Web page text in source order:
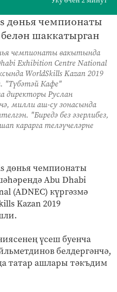
чемпионаты вакытында
Exhibition Centre National
WorldSkills Kazan 2019
"Түбәтәй Кафе"
директоры Руслан
милли аш-су зонасында
"Биредә без әзерлибез,
карарга теләүчеләрне
дөнья чемпионаты
Abu Dhabi
(ADNEC) күргәзмә
Kazan 2019
үсеш буенча
белдергәнчә,
татар ашлары тәкъдим